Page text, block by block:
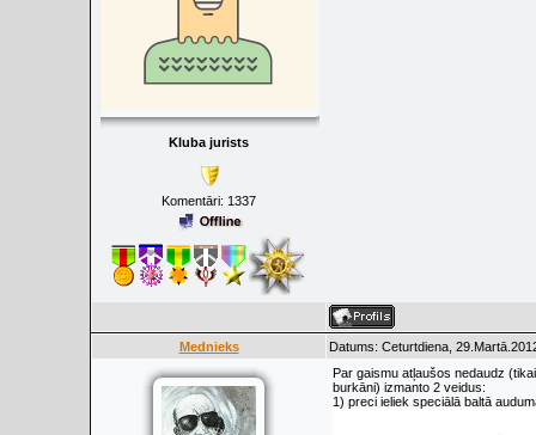
Kluba jurists
Komentāri: 1337
Mednieks Datums: Ceturtdiena,
Par gaismu atļaušos nedaudz
burkāni) izmanto 2 veidus:
1) preci ieliek speciālā baltā